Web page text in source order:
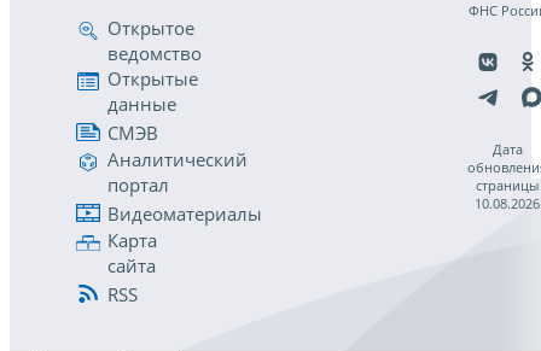
Открытое
ведомство
Открытые
данные
СМЭВ
Аналитический
портал
Видеоматериалы
Карта
сайта
RSS
ФНС
Дата
страницы
10.08.2026